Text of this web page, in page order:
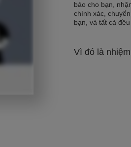
báo cho bạn,
chính xác,
bạn, và tất cả
Vì đó là